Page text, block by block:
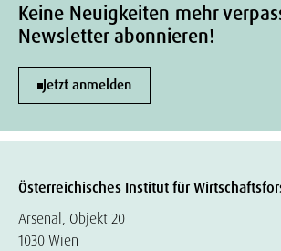
Keine Neuigkeiten mehr
Newsletter abonnieren!
Jetzt anmelden
Österreichisches Institut für
Arsenal, Objekt 20
1030 Wien